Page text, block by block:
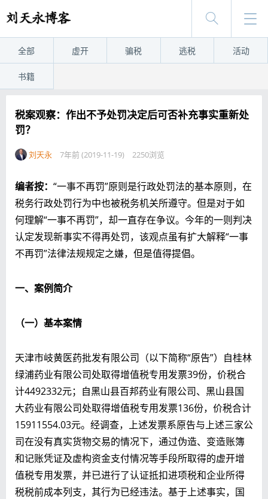
全部 虚开 骗税 逃税 活动
书籍
税案观察：作出不予处罚决定后可否补充事实重新处
罚？
刘天永 7年前 (2019-11-19) 2250浏览
编者按： “一事不再罚”原则是行政处罚法的基本原则，在
税务行政处罚行为中也被税务机关所遵守。但是对于如
何理解“一事不再罚”，却一直存在争议。今年的一则判决
认定发现新事实不得再处罚，该观点虽有扩大解释“一事
不再罚”法律法规规定之嫌，但是值得提倡。
一、 案例简介
（一）基本案情
天津市岐黄医药批发有限公司（以下简称“原告”）自桂林
绿浦药业有限公司处取得增值税专用发票39份，价税合
计4492332元；自黑山县百邦药业有限公司、黑山县国
大药业有限公司处取得增值税专用发票136份，价税合计
15911554.03元。经调查，上述发票系原告与上述三家公
司在没有真实货物交易的情况下，通过伪造、变造账簿
和记账凭证及虚构资金支付情况等手段所取得的虚开增
值税专用发票，并已进行了认证抵扣进项税和企业所得
税税前成本列支，其行为已经违法。基于上述事实，国